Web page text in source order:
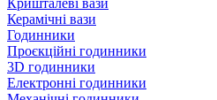
Кришталеві вази
Керамічні вази
Годинники
Проєкційні годинники
3D годинники
Електронні годинники